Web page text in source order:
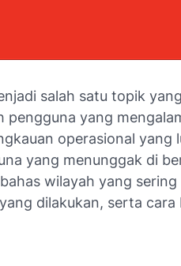
salah satu topik
pengguna yang
operasional yang
yang menunggak di
wilayah yang
dilakukan, serta cara